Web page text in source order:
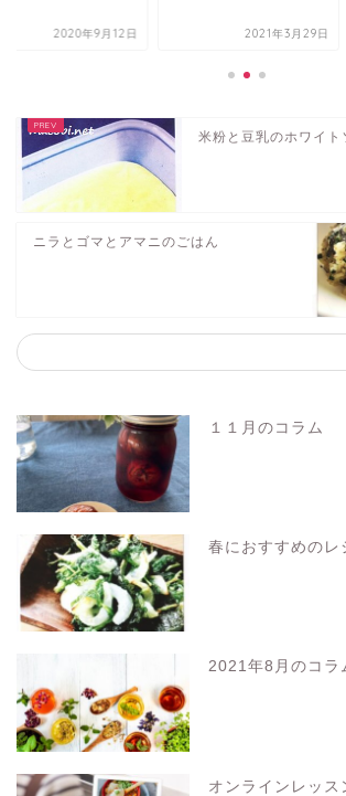
2020年9月12日 2021年3月29日
米粉と豆乳のホワイト
ニラとゴマとアマニのごはん
１１月のコラム
春におすすめのレ
2021年8月のコラ
オンラインレッス